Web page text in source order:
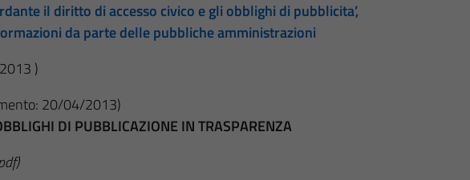
il diritto di accesso civico e gli obblighi di pubblicita’,
da parte delle pubbliche amministrazioni
)
20/04/2013)
DI PUBBLICAZIONE IN TRASPARENZA